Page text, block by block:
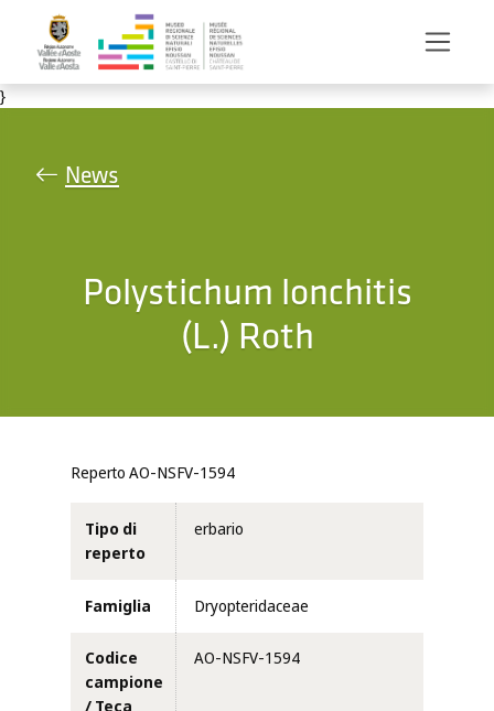
Salta al contenuto principale
}
News
Polystichum lonchitis
(L.) Roth
Reperto AO-NSFV-1594
Tipo di
reperto
erbario
Famiglia Dryopteridaceae
Codice
campione
AO-NSFV-1594